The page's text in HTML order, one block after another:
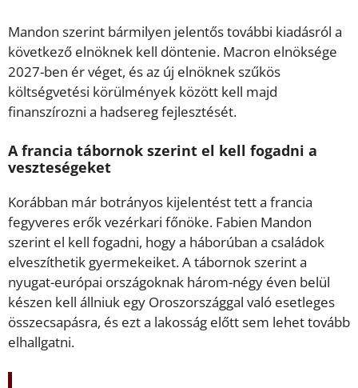
Mandon szerint bármilyen jelentős további kiadásról a
következő elnöknek kell döntenie. Macron elnöksége
2027-ben ér véget, és az új elnöknek szűkös
költségvetési körülmények között kell majd
finanszírozni a hadsereg fejlesztését.
A francia tábornok szerint el kell fogadni a
veszteségeket
Korábban már botrányos kijelentést tett a francia
fegyveres erők vezérkari főnöke. Fabien Mandon
szerint el kell fogadni, hogy a háborúban a családok
elveszíthetik gyermekeiket. A tábornok szerint a
nyugat-európai országoknak három-négy éven belül
készen kell állniuk egy Oroszországgal való esetleges
összecsapásra, és ezt a lakosság előtt sem lehet tovább
elhallgatni.